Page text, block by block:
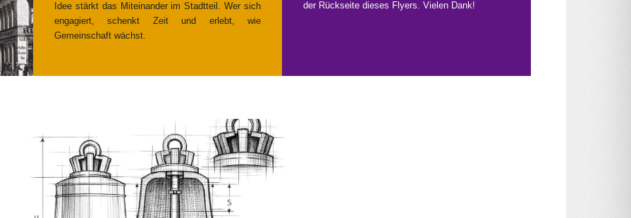
Idee stärkt das Miteinander im Stadtteil. Wer sich
engagiert, schenkt Zeit und erlebt, wie
Gemeinschaft wächst.
der Rückseite dieses Flyers. Vielen Dank!